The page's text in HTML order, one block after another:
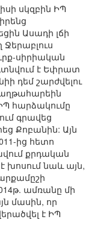
սկզբին ԻՊ
Ասադի լճի
սիրիական
է Եփրատ
դեմ շարժվելու
հարձակումը
գրավեց
Քոբանին: Այն
ից հետո
քրդական
խոսում նաև այն,
ամռանը մի
մասին, որ
է ԻՊ